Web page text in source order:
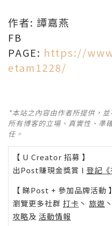
作者: 譚嘉燕
FB
PAGE: https://
etam1228/
*本站之內容由作者所提供，
所有博客的立場、真實性、準
任。
【 U Creator 招募 】
出Post賺現金獎賞 l 登記《
【 睇Post + 參加品牌活動 】
瀏覽更多社群 打卡 丶 旅遊 丶
攻略及 活動情報